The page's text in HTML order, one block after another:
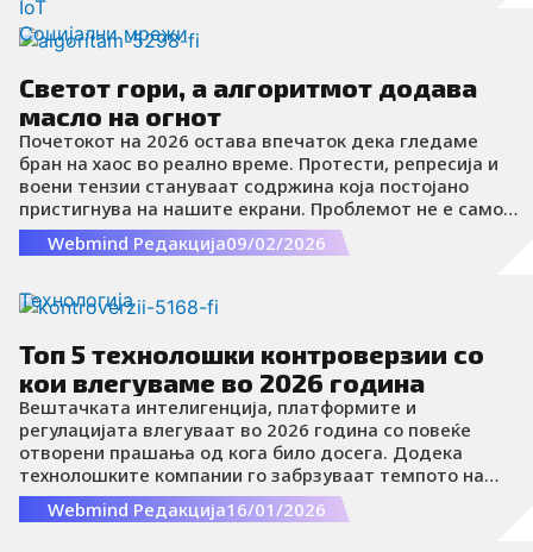
IoT
Социјални мрежи
Светот гори, а алгоритмот додава
масло на огнот
Почетокот на 2026 остава впечаток дека гледаме
бран на хаос во реално време. Протести, репресија и
воени тензии стануваат содржина која постојано
пристигнува на нашите екрани. Проблемот не е само
што има насилство, туку како се снима, сече,
дистрибуира и интерпретира преку алгоритми и
Webmind Редакција09/02/2026
Tехнологија
Топ 5 технолошки контроверзии со
кои влегуваме во 2026 година
Вештачката интелигенција, платформите и
регулацијата влегуваат во 2026 година со повеќе
отворени прашања од кога било досега. Додека
технолошките компании го забрзуваат темпото на
иновации, јавноста, регулаторните тела и
корисниците сè почесто се прашуваат каде е
Webmind Редакција16/01/2026